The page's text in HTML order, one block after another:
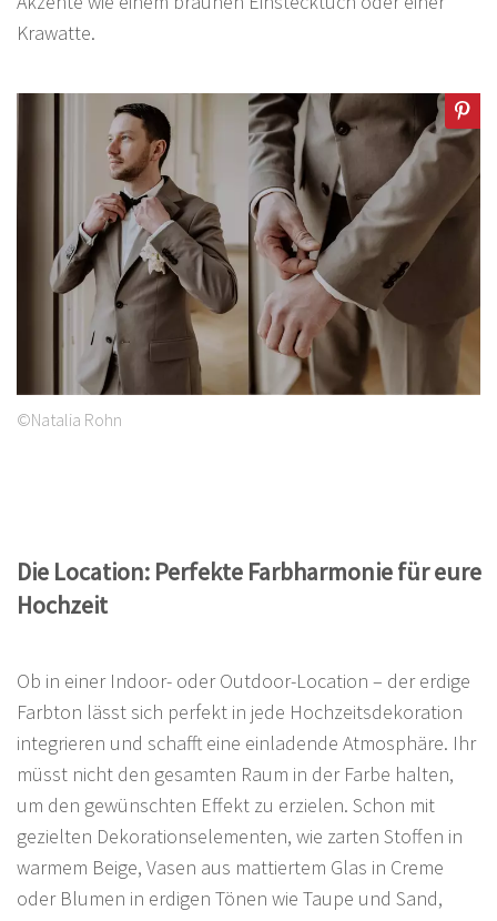
Krawatte.
©Natalia Rohn
Die Location: Perfekte Farbharmonie für eure
Hochzeit
Ob in einer Indoor- oder Outdoor-Location – der erdige
Farbton lässt sich perfekt in jede Hochzeitsdekoration
integrieren und schafft eine einladende Atmosphäre. Ihr
müsst nicht den gesamten Raum in der Farbe halten,
um den gewünschten Effekt zu erzielen. Schon mit
gezielten Dekorationselementen, wie zarten Stoffen in
warmem Beige, Vasen aus mattiertem Glas in Creme
oder Blumen in erdigen Tönen wie Taupe und Sand,